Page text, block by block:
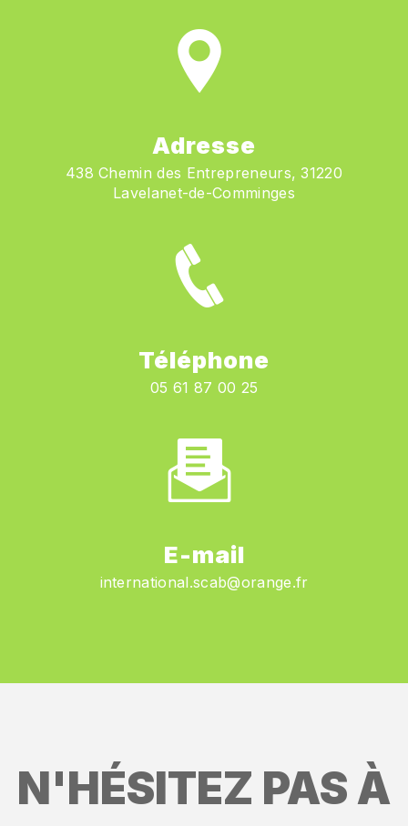
Adresse
438 Chemin des Entrepreneurs, 31220
Lavelanet-de-Comminges
Téléphone
05 61 87 00 25
E-mail
international.scab@orange.fr
N'HÉSITEZ PAS À